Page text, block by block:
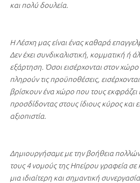
και πολύ δουλεία.
Η Λέσχη μας είναι ένας καθαρά
Δεν έχει συνδικαλιστική, κομματική ή
εξάρτηση. Όσοι εισέρχονται στον
πληρούν τις προϋποθέσεις, εισέρχονται
βρίσκουν ένα χώρο που τους εκφράζει
προσδίδοντας στους ίδιους κύρος και
αξιοπιστία.
Δημιουργήσαμε με την βοήθεια
τους 4 νομούς της Ηπείρου γραφεία
μια ιδιαίτερη και σημαντική